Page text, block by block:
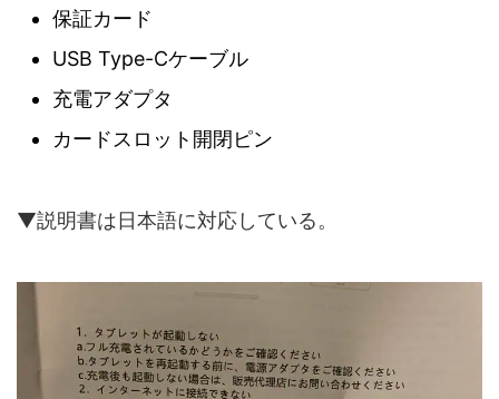
保証カード
USB Type-Cケーブル
充電アダプタ
カードスロット開閉ピン
▼説明書は日本語に対応している。